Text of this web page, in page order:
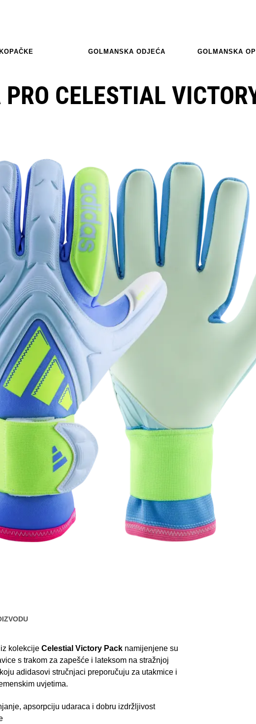
GOLMANSKA ODJEĆA GOLMANSKA
CELESTIAL
iz kolekcije Celestial Victory Pack namijenjene su
s trakom za zapešće i lateksom na stražnjoj
adidasovi stručnjaci preporučuju za utakmice i
uvjetima.
apsorpciju udaraca i dobru izdržljivost